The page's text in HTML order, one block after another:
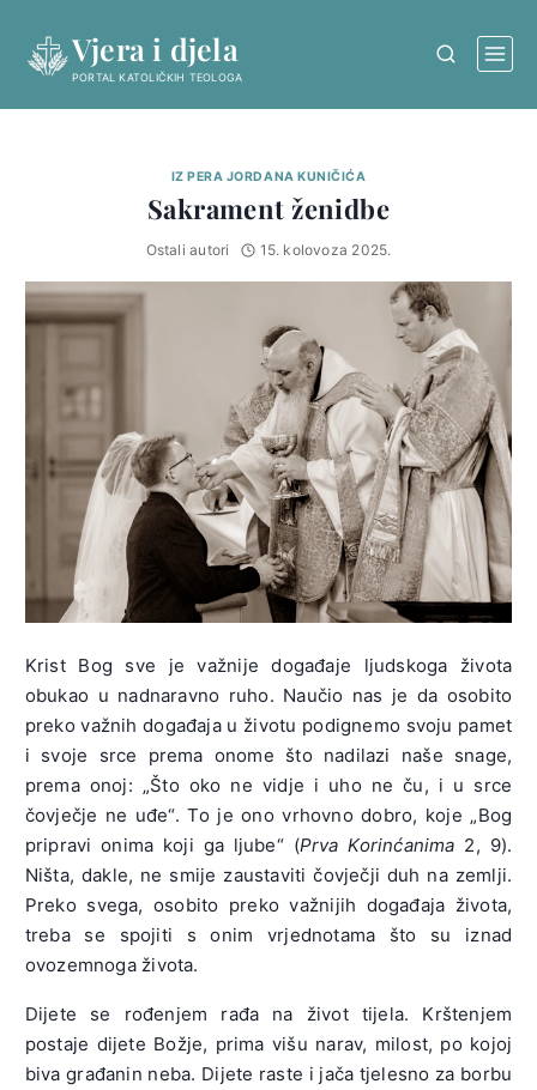
content
Vjera i djela
PORTAL KATOLIČKIH TEOLOGA
IZ PERA JORDANA KUNIČIĆA
Sakrament ženidbe
Ostali autori 15. kolovoza 2025.
Krist Bog sve je važnije događaje ljudskoga života
obukao u nadnaravno ruho. Naučio nas je da osobito
preko važnih događaja u životu podignemo svoju pamet
i svoje srce prema onome što nadilazi naše snage,
prema onoj: „Što oko ne vidje i uho ne ču, i u srce
čovječje ne uđe“. To je ono vrhovno dobro, koje „Bog
pripravi onima koji ga ljube“ (Prva Korinćanima 2, 9).
Ništa, dakle, ne smije zaustaviti čovječji duh na zemlji.
Preko svega, osobito preko važnijih događaja života,
treba se spojiti s onim vrjednotama što su iznad
ovozemnoga života.
Dijete se rođenjem rađa na život tijela. Krštenjem
postaje dijete Božje, prima višu narav, milost, po kojoj
biva građanin neba. Dijete raste i jača tjelesno za borbu